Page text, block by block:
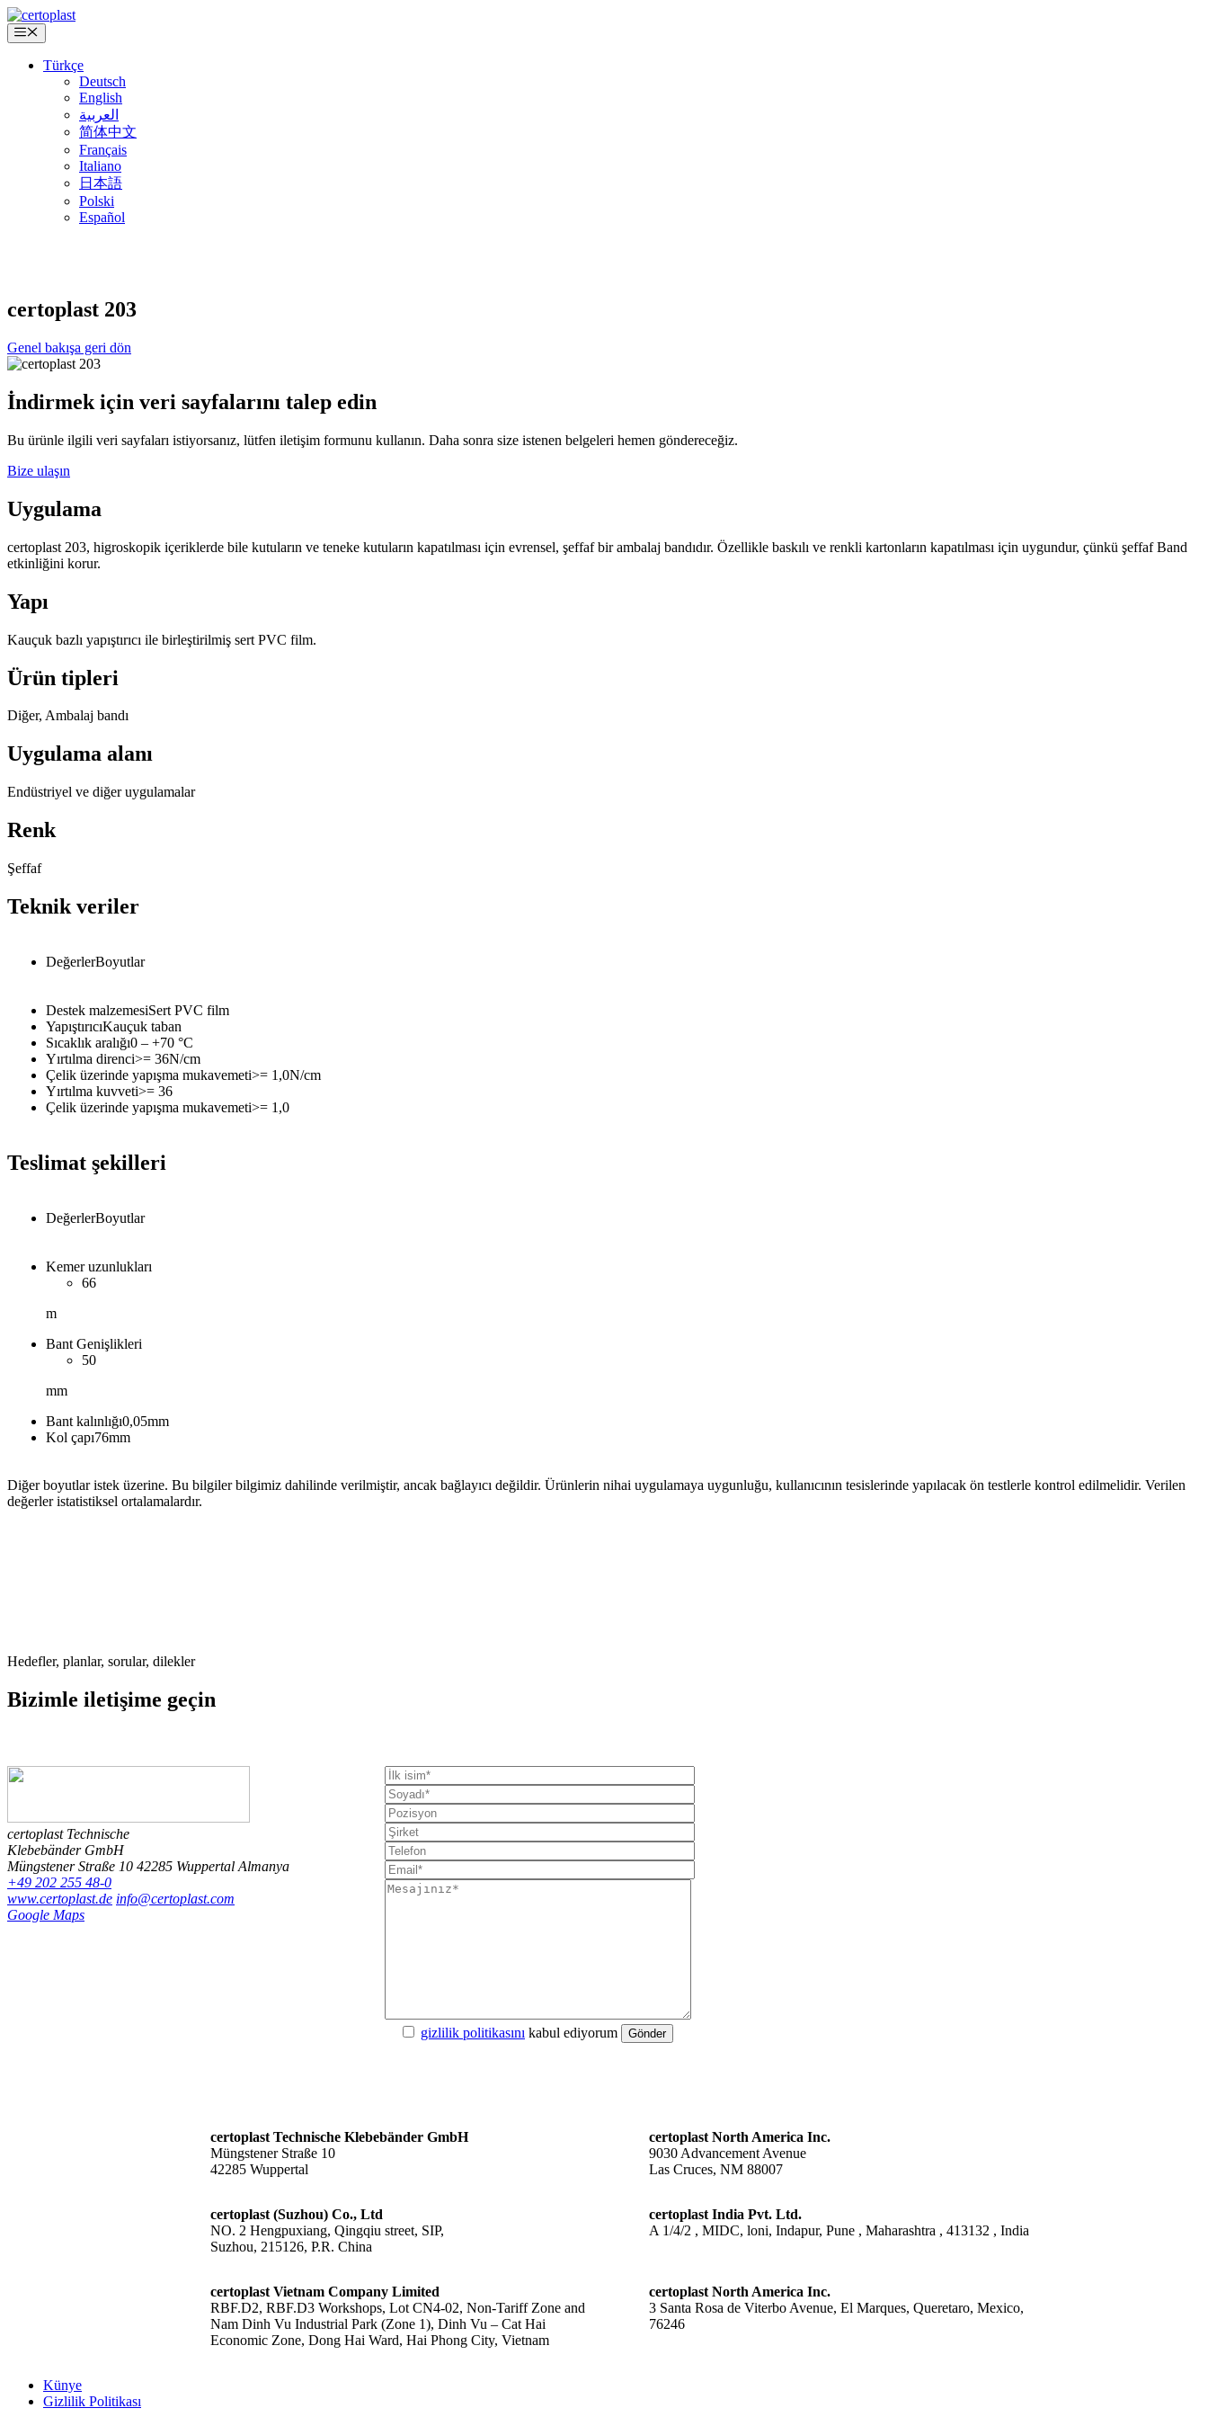
İçeriğe
atla
Menü
Türkçe
Deutsch
English
العربية
简体中文
Français
Italiano
日本語
Polski
Español
certoplast 203
Genel bakışa geri dön
İndirmek için veri sayfalarını talep edin
Bu ürünle ilgili veri sayfaları istiyorsanız, lütfen iletişim formunu kullanın. Daha sonra size istenen belgeleri hemen göndereceğiz.
Bize ulaşın
Uygulama
certoplast 203, higroskopik içeriklerde bile kutuların ve teneke kutuların kapatılması için evrensel, şeffaf bir ambalaj bandıdır. Özellikle baskılı ve renkli kartonların kapatılması için uygundur, çünkü şeffaf Band
etkinliğini korur.
Yapı
Kauçuk bazlı yapıştırıcı ile birleştirilmiş sert PVC film.
Ürün tipleri
Diğer, Ambalaj bandı
Uygulama alanı
Endüstriyel ve diğer uygulamalar
Renk
Şeffaf
Teknik veriler
DeğerlerBoyutlar
Destek malzemesiSert PVC film
YapıştırıcıKauçuk taban
Sıcaklık aralığı0 – +70 °C
Yırtılma direnci>= 36N/cm
Çelik üzerinde yapışma mukavemeti>= 1,0N/cm
Yırtılma kuvveti>= 36
Çelik üzerinde yapışma mukavemeti>= 1,0
Teslimat şekilleri
DeğerlerBoyutlar
Kemer uzunlukları
66
m
Bant Genişlikleri
50
mm
Bant kalınlığı0,05mm
Kol çapı76mm
Diğer boyutlar istek üzerine. Bu bilgiler bilgimiz dahilinde verilmiştir, ancak bağlayıcı değildir. Ürünlerin nihai uygulamaya uygunluğu, kullanıcının tesislerinde yapılacak ön testlerle kontrol edilmelidir. Verilen
değerler istatistiksel ortalamalardır.
Hedefler, planlar, sorular, dilekler
Bizimle iletişime geçin
certoplast Technische
Klebebänder GmbH
Müngstener Straße 10 42285 Wuppertal Almanya
+49 202 255 48-0
www.certoplast.de info@certoplast.com
Google Maps
gizlilik politikasını kabul ediyorum Gönder
certoplast Technische Klebebänder GmbH
Müngstener Straße 10
42285 Wuppertal
certoplast North America Inc.
9030 Advancement Avenue
Las Cruces, NM 88007
certoplast (Suzhou) Co., Ltd
NO. 2 Hengpuxiang, Qingqiu street, SIP,
Suzhou, 215126, P.R. China
certoplast India Pvt. Ltd.
A 1/4/2 , MIDC, loni, Indapur, Pune , Maharashtra , 413132 , India
certoplast Vietnam Company Limited
RBF.D2, RBF.D3 Workshops, Lot CN4-02, Non-Tariff Zone and
Nam Dinh Vu Industrial Park (Zone 1), Dinh Vu – Cat Hai
Economic Zone, Dong Hai Ward, Hai Phong City, Vietnam
certoplast North America Inc.
3 Santa Rosa de Viterbo Avenue, El Marques, Queretaro, Mexico,
76246
Künye
Gizlilik Politikası